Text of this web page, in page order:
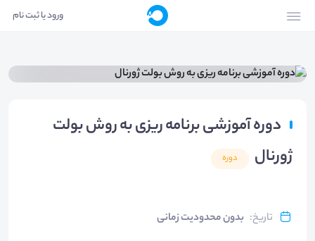
ورود یا ثبت نام
دوره آموزشی برنامه ریزی به روش بولت
ژورنال
دوره
تاریخ: بدون محدودیت زمانی